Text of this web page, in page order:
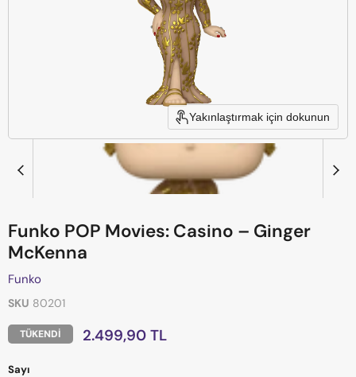
Yakınlaştırmak için dokunun
Funko POP Movies: Casino – Ginger
McKenna
Funko
SKU 80201
TÜKENDI Mevcut fiyat
2.499,90 TL
Sayı